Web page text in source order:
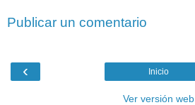
Publicar un comentario
‹ Inicio
Ver versión web